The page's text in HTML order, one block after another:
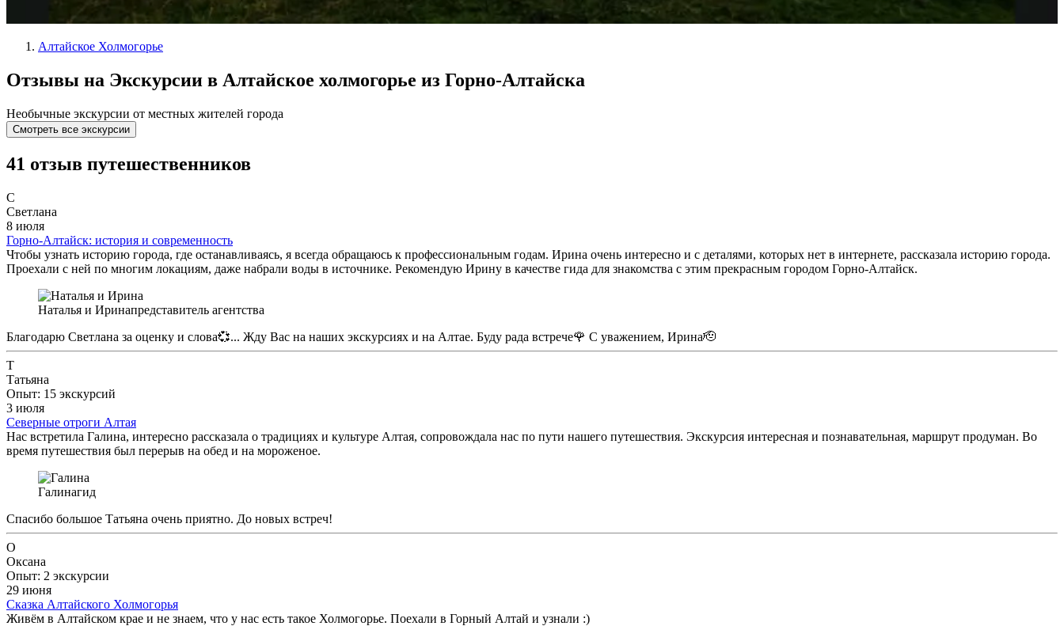
Алтайское Холмогорье
Отзывы на Экскурсии в Алтайское холмогорье из Горно-Алтайска
Необычные экскурсии от местных жителей города
Смотреть все экскурсии
41 отзыв путешественников
С
Светлана
8 июля
Горно-Алтайск: история и современность
Чтобы узнать историю города, где останавливаясь, я всегда обращаюсь к профессиональным годам. Ирина очень интересно и с деталями, которых нет в интернете, рассказала историю города.
Проехали с ней по многим локациям, даже набрали воды в источнике. Рекомендую Ирину в качестве гида для знакомства с этим прекрасным городом Горно-Алтайск.
Наталья и Иринапредставитель агентства
Благодарю Светлана за оценку и слова💞... Жду Вас на наших экскурсиях и на Алтае. Буду рада встрече🌹 С уважением, Ирина🫡
Т
Татьяна
Опыт: 15 экскурсий
3 июля
Северные отроги Алтая
Нас встретила Галина, интересно рассказала о традициях и культуре Алтая, сопровождала нас по пути нашего путешествия. Экскурсия интересная и познавательная, маршрут продуман. Во
время путешествия был перерыв на обед и на мороженое.
Галинагид
Спасибо большое Татьяна очень приятно. До новых встреч!
О
Оксана
Опыт: 2 экскурсии
29 июня
Сказка Алтайского Холмогорья
Живём в Алтайском крае и не знаем, что у нас есть такое Холмогорье. Поехали в Горный Алтай и узнали :)